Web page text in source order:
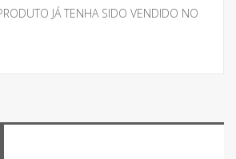
JÁ TENHA SIDO VENDIDO NO